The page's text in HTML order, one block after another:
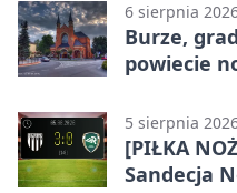
6 sierpnia
Burze,
powiecie
5 sierpnia
[PIŁKA
Sandecja